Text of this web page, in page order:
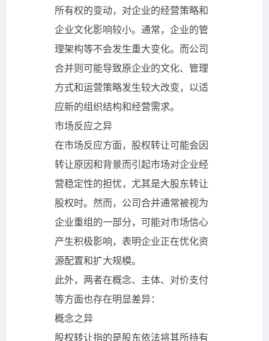
所有权的变动，对企业的经营策略和
企业文化影响较小。通常，企业的管
理架构等不会发生重大变化。而公司
合并则可能导致原企业的文化、管理
方式和运营策略发生较大改变，以适
应新的组织结构和经营需求。
市场反应之异
在市场反应方面，股权转让可能会因
转让原因和背景而引起市场对企业经
营稳定性的担忧，尤其是大股东转让
股权时。然而，公司合并通常被视为
企业重组的一部分，可能对市场信心
产生积极影响，表明企业正在优化资
源配置和扩大规模。
此外，两者在概念、主体、对价支付
等方面也存在明显差异：
概念之异
股权转让指的是股东依法将其所持有